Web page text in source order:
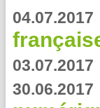
04.07.2017
03.07.2017
30.06.2017